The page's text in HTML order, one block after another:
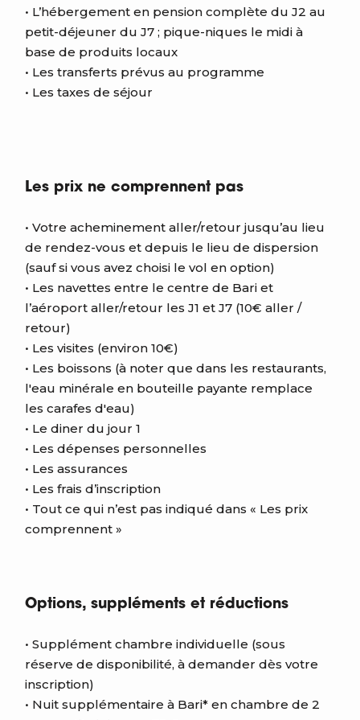
• L’hébergement en pension complète du J2 au
petit-déjeuner du J7 ; pique-niques le midi à
base de produits locaux
• Les transferts prévus au programme
• Les taxes de séjour
Les prix ne comprennent pas
• Votre acheminement aller/retour jusqu’au lieu
de rendez-vous et depuis le lieu de dispersion
(sauf si vous avez choisi le vol en option)
• Les navettes entre le centre de Bari et
l’aéroport aller/retour les J1 et J7 (10€ aller /
retour)
• Les visites (environ 10€)
• Les boissons (à noter que dans les restaurants,
l'eau minérale en bouteille payante remplace
les carafes d'eau)
• Le diner du jour 1
• Les dépenses personnelles
• Les assurances
• Les frais d’inscription
• Tout ce qui n’est pas indiqué dans « Les prix
comprennent »
Options, suppléments et réductions
• Supplément chambre individuelle (sous
réserve de disponibilité, à demander dès votre
inscription)
• Nuit supplémentaire à Bari* en chambre de 2